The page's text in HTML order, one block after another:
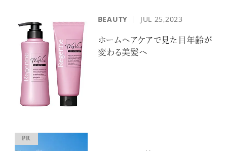
BEAUTY JUL 25,2023
ホームヘアケアで見た目年齢が
変わる美髪へ